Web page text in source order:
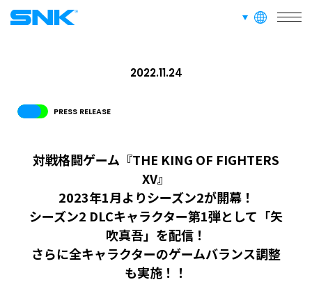
言語切り替え
GLOBAL
ENG 한글 繁体
PRESS RELEASE
2022.11.24
対戦格闘ゲーム『THE KING OF FIGHTERS
XV』
2023年1月よりシーズン2が開幕！
シーズン2 DLCキャラクター第1弾として「矢
吹真吾」を配信！
さらに全キャラクターのゲームバランス調整
も実施！！